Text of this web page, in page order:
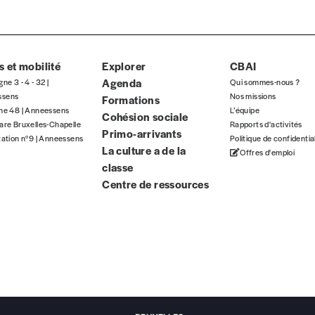
papier ou numérique.
BE34 0010 7305 2190avec en communication le numéro
moment, même après avoir reçu plusieurs numéros. Ce
et mobilité
3 - 4 - 32 |
48 | Anneessens
Bruxelles-Chapelle
n°9 | Anneessens
Explorer
Agenda
Formations
Cohésion sociale
Primo-arrivants
La culture a de la
classe
Centre de ressources
CBAI
Qui sommes-nous ?
Nos missions
L’équipe
Rapports d'activités
Politique de
Offres d'emploi